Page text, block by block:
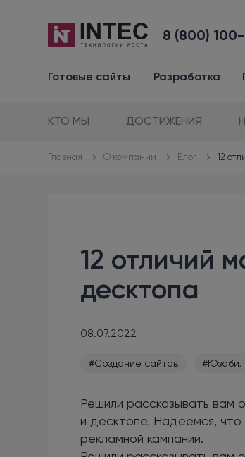
8 (800)
Готовые сайты Разработка
КТО МЫ ДОСТИЖЕНИЯ
Главная О компании Блог 12
12 отличий
десктопа
08.07.2022
#Создание сайтов
Решили рассказывать вам
и десктопе. Надеемся, что
рекламной кампании.